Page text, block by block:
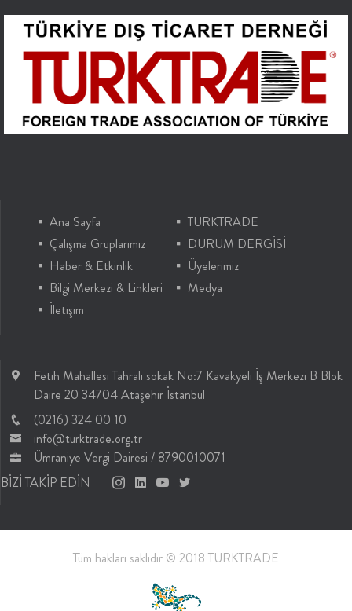
Ana Sayfa
TURKTRADE
Çalışma Gruplarımız
DURUM DERGİSİ
Haber & Etkinlik
Üyelerimiz
Bilgi Merkezi & Linkleri
Medya
İletişim
Fetih Mahallesi Tahralı sokak No:7 Kavakyeli İş Merkezi B Blok
Daire 20 34704 Ataşehir İstanbul
(0216) 324 00 10
info@turktrade.org.tr
Ümraniye Vergi Dairesi / 8790010071
BİZİ TAKİP EDİN
Tüm hakları saklıdır © 2018 TURKTRADE